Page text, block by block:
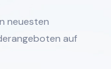
neuesten
auf